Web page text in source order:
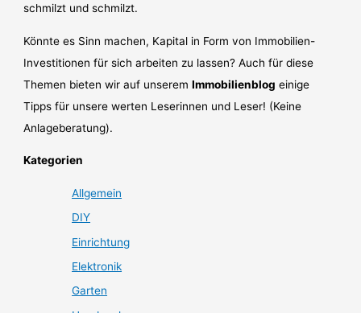
schmilzt und schmilzt.
Könnte es Sinn machen, Kapital in Form von Immobilien-
Investitionen für sich arbeiten zu lassen? Auch für diese
Themen bieten wir auf unseremImmobilienblog einige
Tipps für unsere werten Leserinnen und Leser! (Keine
Anlageberatung).
Kategorien
Allgemein
DIY
Einrichtung
Elektronik
Garten